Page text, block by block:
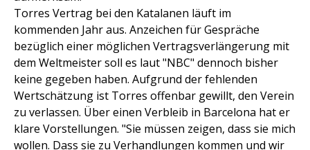
Torres Vertrag bei den Katalanen läuft im
kommenden Jahr aus. Anzeichen für Gespräche
bezüglich einer möglichen Vertragsverlängerung mit
dem Weltmeister soll es laut "NBC" dennoch bisher
keine gegeben haben. Aufgrund der fehlenden
Wertschätzung ist Torres offenbar gewillt, den Verein
zu verlassen. Über einen Verbleib in Barcelona hat er
klare Vorstellungen. "Sie müssen zeigen, dass sie mich
wollen. Dass sie zu Verhandlungen kommen und wir